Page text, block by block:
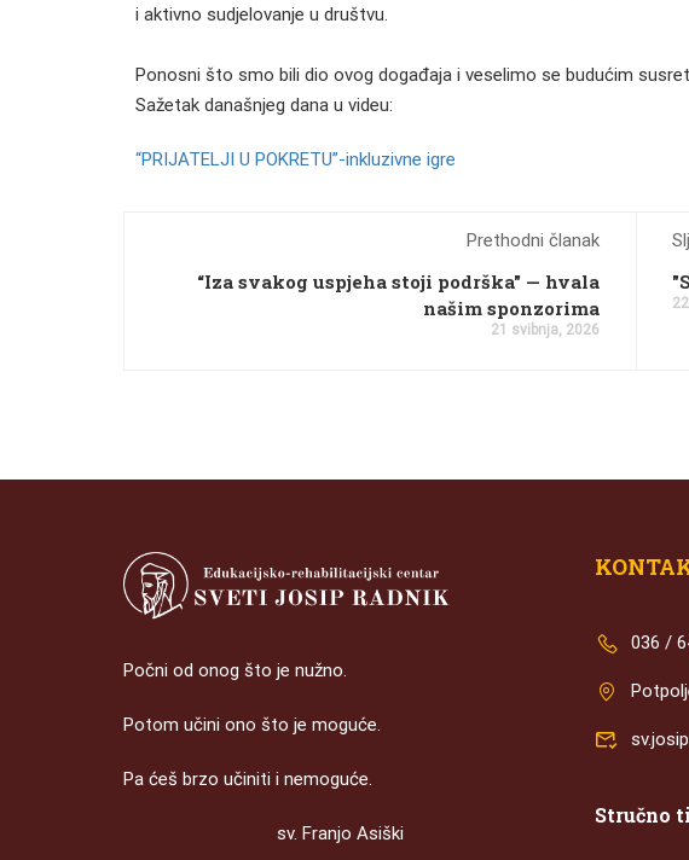
i aktivno sudjelovanje u društvu.
Ponosni što smo bili dio ovog događaja i veselimo se budućim
Sažetak današnjeg dana u videu:
“PRIJATELJI U POKRETU”-inkluzivne igre
Prethodni članak
“Iza svakog uspjeha stoji podrška" — hvala
našim sponzorima
21 svibnja, 2026
Počni od onog što je nužno.
Potom učini ono što je moguće.
Pa ćeš brzo učiniti i nemoguće.
sv. Franjo Asiški
036 /
Stručno